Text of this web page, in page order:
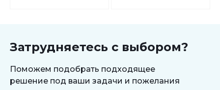
Затрудняетесь с выбором?
Поможем подобрать подходящее
решение под ваши задачи и пожелания